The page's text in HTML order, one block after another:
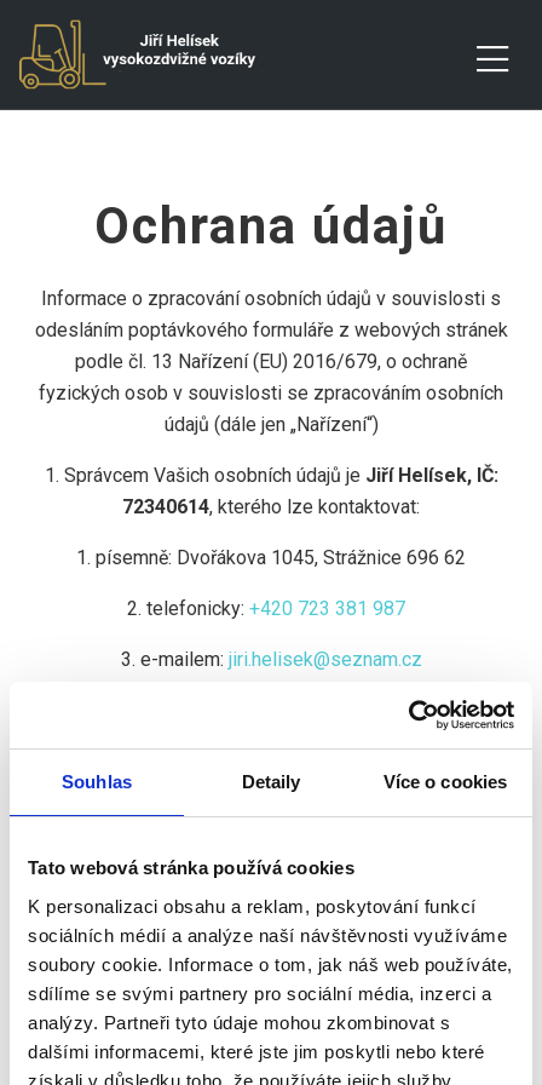
Souhlas Detaily Více o cookies
Tato webová stránka používá cookies
K personalizaci obsahu a reklam, poskytování funkcí
sociálních médií a analýze naší návštěvnosti využíváme
soubory cookie. Informace o tom, jak náš web používáte,
sdílíme se svými partnery pro sociální média, inzerci a
analýzy. Partneři tyto údaje mohou zkombinovat s
dalšími informacemi, které jste jim poskytli nebo které
získali v důsledku toho, že používáte jejich služby.
Ochrana údajů
Informace o zpracování osobních údajů v souvislosti s
odesláním poptávkového formuláře z webových stránek
podle čl. 13 Nařízení (EU) 2016/679, o ochraně
fyzických osob v souvislosti se zpracováním osobních
údajů (dále jen „Nařízení“)
1. Správcem Vašich osobních údajů je Jiří Helísek, IČ:
72340614, kterého lze kontaktovat:
1. písemně: Dvořákova 1045, Strážnice 696 62
2. telefonicky: +420 723 381 987
3. e-mailem: jiri.helisek@seznam.cz
2. Účely zpracování, pro které jsou osobní údaje určeny k
souvislosti s nabídkou produktů a služeb.
3. Zpracování osobních údajů je nezbytné pro zpracování
nabídky na uzavření smlouvy o dílo na žádost subjektu
4. Kategorie příjemců osobních údajů:
poskytovatelé webových služeb,
poskytovatelé cloudových služeb.
poskytovatelé analytických a marketingových